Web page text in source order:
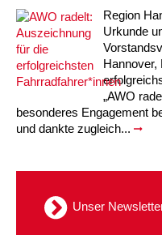
Region
Urkunde
Hannover,
„AWO
besonderes Engagement
und dankte zugleich...
Unser